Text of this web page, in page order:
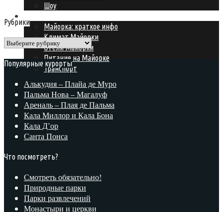
Шоу
Майорка: краткое инфо
Климат Майорки
Отели Майорки
Питание на Майорке
Транспорт
Рубрики
Рубрики
Популярные курорты
Алькудия – Плайа де Муро
Пальма Нова – Магалуф
Ареналь – Плая де Пальма
Кала Миллор и Кала Бона
Кала Д’ор
Санта Понса
Что посмотреть?
Смотреть обязательно!
Природные парки
Парки развлечений
Монастыри и церкви